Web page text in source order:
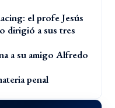
el profe Jesús
dirigió a sus tres
a su amigo Alfredo
penal